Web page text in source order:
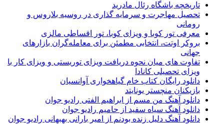
تاریخچه باشگاه رئال مادرید
تحصیل مهاجرت و سرمایه گذاری در روسیه بلاروس و
رومانی
معرفی تور کوبا و ویزای کوبا، تور اقساطی مالزی
بروکر اوتت، انتخابی مطمئن برای معامله‌گران بازارهای
جهانی
تفاوت های میان نحوه دریافت ویزای توریستی و ویزای کار با
ویزای تحصیلی کانادا
دانلود رایگان کتاب خام گیاهخواری آوانسیان
بازیکنان منچستر یونایتد
دانلود آهنگ من مسم از ابراهیم الفتی رادیو جوان
دانلود آهنگ سیاه سفید از حامیم رادیو جوان
دانلود آهنگ دلیل زنده بودنم از امیر بارانی بهبهانی رادیو جوان